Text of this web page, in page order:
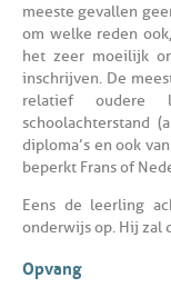
meeste gevallen
om welke reden
het zeer moeilijk
inschrijven. De
relatief oudere
schoolachterstand
diploma’s en ook
beperkt Frans of
Eens de leerling
onderwijs op. Hij zal
Opvang